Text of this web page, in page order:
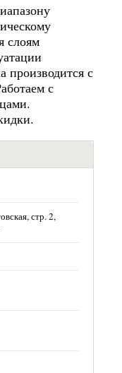
слоям
производится с
с
стр. 2,